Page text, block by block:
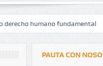
fundamental
PAUTA CON